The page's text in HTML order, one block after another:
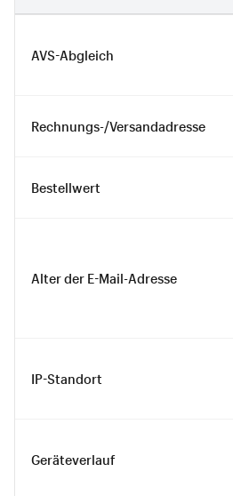
AVS-Abgleich
Rechnungs-/Versandadresse
Bestellwert
Alter der E-Mail-Adresse
IP-Standort
Geräteverlauf